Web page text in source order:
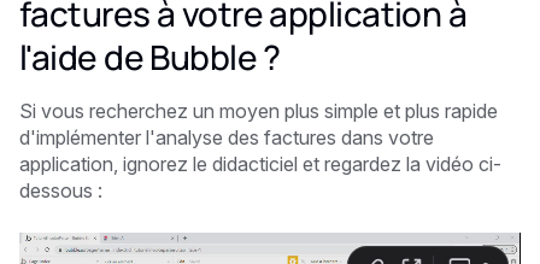
factures à votre application à
l'aide de Bubble ?
Si vous recherchez un moyen plus simple et plus rapide
d'implémenter l'analyse des factures dans votre
application, ignorez le didacticiel et regardez la vidéo ci-
dessous :